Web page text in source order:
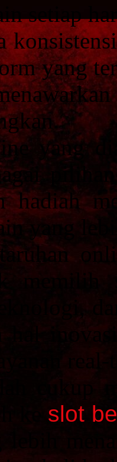
setiap
yang
yang
hadiah
yang
memilih
hal
real-
cukup
ke slot
lebih